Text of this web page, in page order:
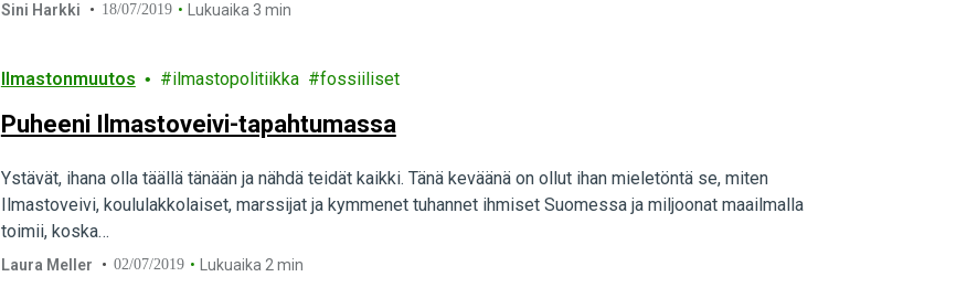
Sini Harkki 18/07/2019 Lukuaika 3 min
Ilmastonmuutos ilmastopolitiikka fossiiliset
Puheeni Ilmastoveivi-tapahtumassa
Ystävät, ihana olla täällä tänään ja nähdä teidät kaikki. Tänä keväänä on ollut ihan mieletöntä se, miten
Ilmastoveivi, koululakkolaiset, marssijat ja kymmenet tuhannet ihmiset Suomessa ja miljoonat maailmalla
toimii, koska…
Laura Meller 02/07/2019 Lukuaika 2 min